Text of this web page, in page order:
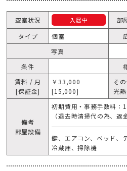
空室状況 入居中 部
タイプ
個室
写真
条件
賃料 / 月
[保証金]
￥33,000
[15,000]
そ
光
備考
部屋設備
初期費用・事務手数料
（退去時清掃代の為、返
鍵、エアコン、ベッド、
冷蔵庫、掃除機